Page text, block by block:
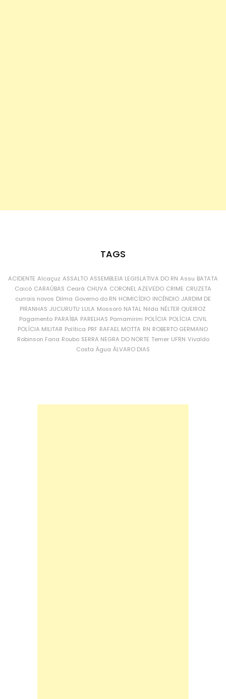
TAGS
ACIDENTE Alcaçuz ASSALTO ASSEMBLEIA LEGISLATIVA DO RN Assu BATATA
Caicó CARAÚBAS Ceará CHUVA CORONEL AZEVEDO CRIME CRUZETA
currais novos Dilma Governo do RN HOMICÍDIO INCÊNDIO JARDIM DE
PIRANHAS JUCURUTU LULA Mossoró NATAL Nilda NÉLTER QUEIROZ
Pagamento PARAÍBA PARELHAS Parnamirim POLÍCIA POLÍCIA CIVIL
POLÍCIA MILITAR Política PRF RAFAEL MOTTA RN ROBERTO GERMANO
Robinson Faria Roubo SERRA NEGRA DO NORTE Temer UFRN Vivaldo
Costa Água ÁLVARO DIAS